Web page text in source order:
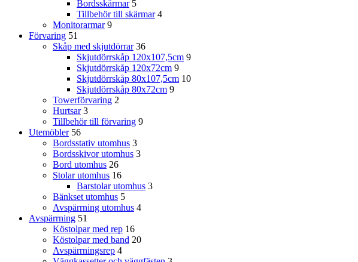
Bordsskärmar 5
Tillbehör till skärmar 4
Monitorarmar 9
Förvaring 51
Skåp med skjutdörrar 36
Skjutdörrskåp 120x107,5cm 9
Skjutdörrskåp 120x72cm 9
Skjutdörrskåp 80x107,5cm 10
Skjutdörrskåp 80x72cm 9
Towerförvaring 2
Hurtsar 3
Tillbehör till förvaring 9
Utemöbler 56
Bordsstativ utomhus 3
Bordsskivor utomhus 3
Bord utomhus 26
Stolar utomhus 16
Barstolar utomhus 3
Bänkset utomhus 5
Avspärrning utomhus 4
Avspärrning 51
Köstolpar med rep 16
Köstolpar med band 20
Avspärrningsrep 4